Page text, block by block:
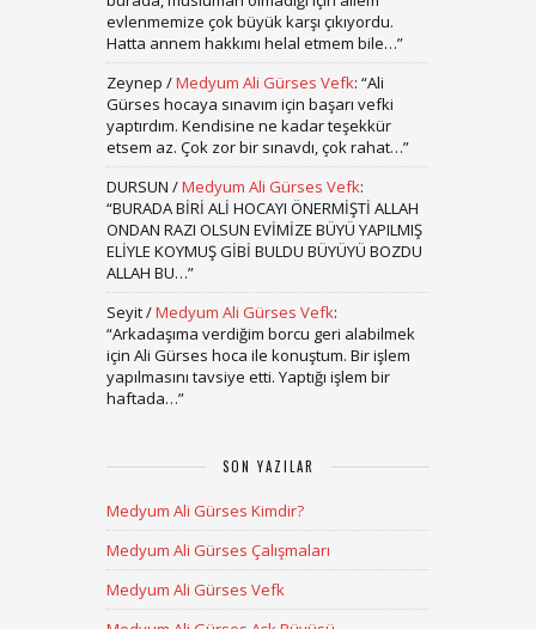
evlenmemize çok büyük karşı çıkıyordu.
Hatta annem hakkımı helal etmem bile…”
Zeynep /Medyum Ali Gürses Vefk: “Ali
Gürses hocaya sınavım için başarı vefki
yaptırdım. Kendisine ne kadar teşekkür
etsem az. Çok zor bir sınavdı, çok rahat…”
DURSUN /Medyum Ali Gürses Vefk:
“BURADA BİRİ ALİ HOCAYI ÖNERMİŞTİ ALLAH
ONDAN RAZI OLSUN EVİMİZE BÜYÜ YAPILMIŞ
ELİYLE KOYMUŞ GİBİ BULDU BÜYÜYÜ BOZDU
ALLAH BU…”
Seyit/Medyum Ali Gürses Vefk:
“Arkadaşıma verdiğim borcu geri alabilmek
için Ali Gürses hoca ile konuştum. Bir işlem
yapılmasını tavsiye etti. Yaptığı işlem bir
haftada…”
SON YAZILAR
Medyum Ali Gürses Kimdir?
Medyum Ali Gürses Çalışmaları
Medyum Ali Gürses Vefk